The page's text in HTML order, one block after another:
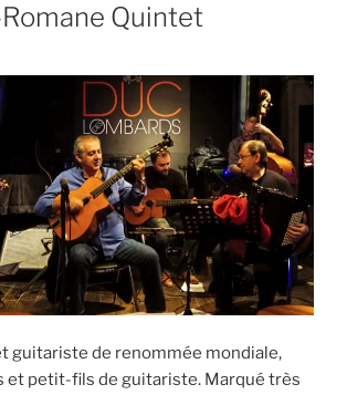
Quintet
guitariste de renommée mondiale,
et petit-fils de guitariste. Marqué très